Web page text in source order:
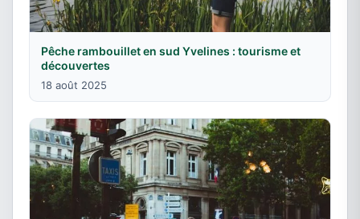
Pêche rambouillet en sud Yvelines : tourisme et
découvertes
18 août 2025